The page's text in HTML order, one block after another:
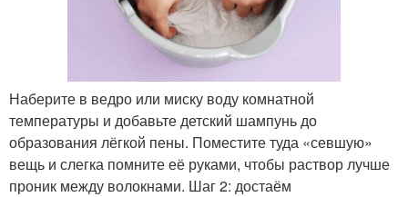
Наберите в ведро или миску воду комнатной
температуры и добавьте детский шампунь до
образования лёгкой пены. Поместите туда «севшую»
вещь и слегка помните её руками, чтобы раствор лучше
проник между волокнами. Шаг 2: достаём